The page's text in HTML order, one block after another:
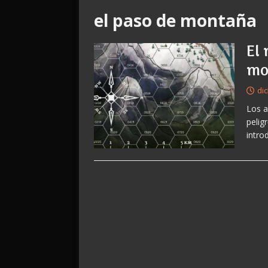
el paso de montaña
El
Los